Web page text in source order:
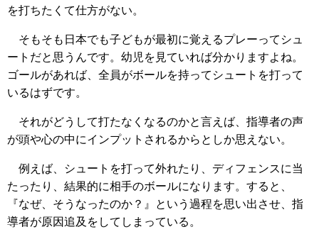
を打ちたくて仕方がない。
そもそも日本でも子どもが最初に覚えるプレーってシュ
ートだと思うんです。幼児を見ていれば分かりますよね。
ゴールがあれば、全員がボールを持ってシュートを打って
いるはずです。
それがどうして打たなくなるのかと言えば、指導者の声
が頭や心の中にインプットされるからとしか思えない。
例えば、シュートを打って外れたり、ディフェンスに当
たったり、結果的に相手のボールになります。すると、
『なぜ、そうなったのか？』という過程を思い出させ、指
導者が原因追及をしてしまっている。